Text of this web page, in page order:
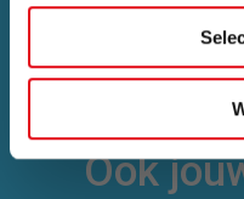
Ook